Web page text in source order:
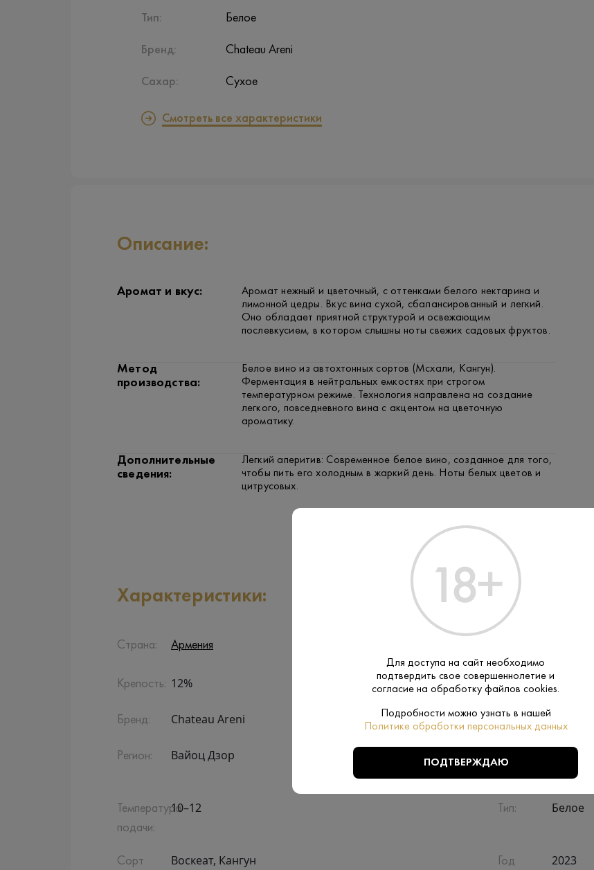
Тип:
Бренд:
Сахар:
Белое
Chateau Areni
Сухое
Смотреть все характеристики
Описание:
Аромат и вкус:
Аромат нежный и цветочный, с оттенками белого нектарина и
лимонной цедры. Вкус вина сухой, сбалансированный и легкий.
Оно обладает приятной структурой и освежающим
послевкусием, в котором слышны ноты свежих садовых фруктов.
Метод
производства:
Белое вино из автохтонных сортов (Мсхали, Кангун).
Ферментация в нейтральных емкостях при строгом
температурном режиме. Технология направлена на создание
легкого, повседневного вина с акцентом на цветочную
ароматику.
Дополнительные
сведения:
Легкий аперитив: Современное белое вино, созданное для того,
чтобы пить его холодным в жаркий день. Ноты белых цветов и
цитрусовых.
ГОВЯДИНА
Характеристики:
Страна: Армения
Крепость: 12% Сахар: Сухое
Бренд: Chateau Areni Объем:
Регион: Вайоц Дзор
Подарочная
Температура
подачи:
10–12 Тип: Белое
Сорт
Воскеат, Кангун
Год
2023
Для доступа на сайт необходимо
подтвердить свое совершеннолетие и
согласие на обработку файлов cookies.
Подробности можно узнать в нашей
Политике обработки персональных данных
ПОДТВЕРЖДАЮ